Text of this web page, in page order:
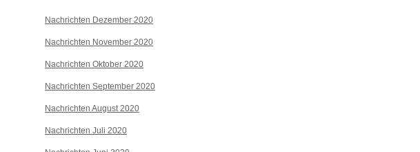
Nachrichten Dezember 2020
Nachrichten November 2020
Nachrichten Oktober 2020
Nachrichten September 2020
Nachrichten August 2020
Nachrichten Juli 2020